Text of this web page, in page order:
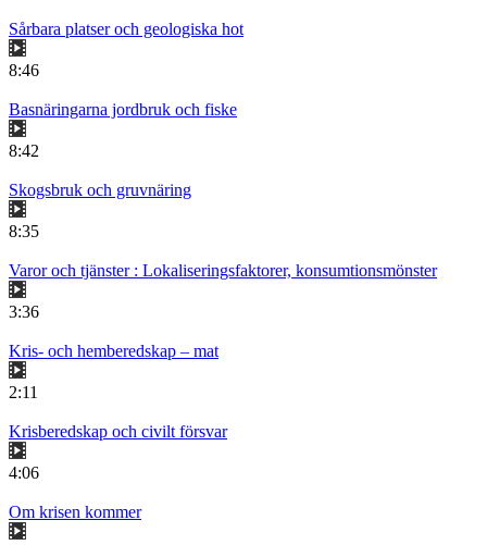
Sårbara platser och geologiska hot
8:46
Basnäringarna jordbruk och fiske
8:42
Skogsbruk och gruvnäring
8:35
Varor och tjänster : Lokaliseringsfaktorer, konsumtionsmönster
3:36
Kris- och hemberedskap – mat
2:11
Krisberedskap och civilt försvar
4:06
Om krisen kommer